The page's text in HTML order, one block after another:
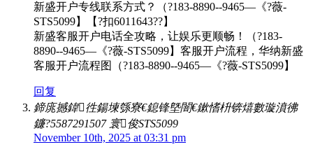
新盛开户专线联系方式？（?183-8890--9465—《?薇-
STS5099】【?扣6011643??】
新盛客服开户电话全攻略，让娱乐更顺畅！（?183-
8890--9465—《?薇-STS5099】客服开户流程，华纳新盛
客服开户流程图（?183-8890--9465—《?薇-STS5099】
回复
鍗庣撼鍏徃鍚堜綔寮€鎴锋墍闇€鏉愭枡锛熺數璇濆彿
鐮?5587291507 寰俊STS5099
November 10th, 2025 at 03:31 pm